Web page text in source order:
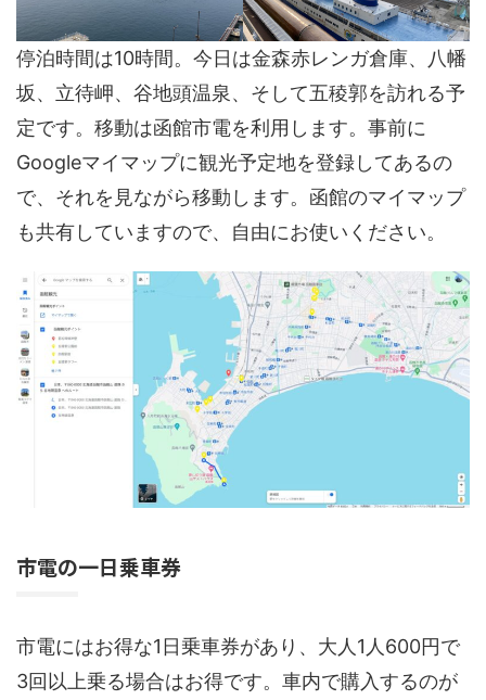
停泊時間は10時間。今日は金森赤レンガ倉庫、八幡
坂、立待岬、谷地頭温泉、そして五稜郭を訪れる予
定です。移動は函館市電を利用します。事前に
Googleマイマップに観光予定地を登録してあるの
で、それを見ながら移動します。函館のマイマップ
も共有していますので、自由にお使いください。
市電の一日乗車券
市電にはお得な1日乗車券があり、大人1人600円で
3回以上乗る場合はお得です。車内で購入するのが